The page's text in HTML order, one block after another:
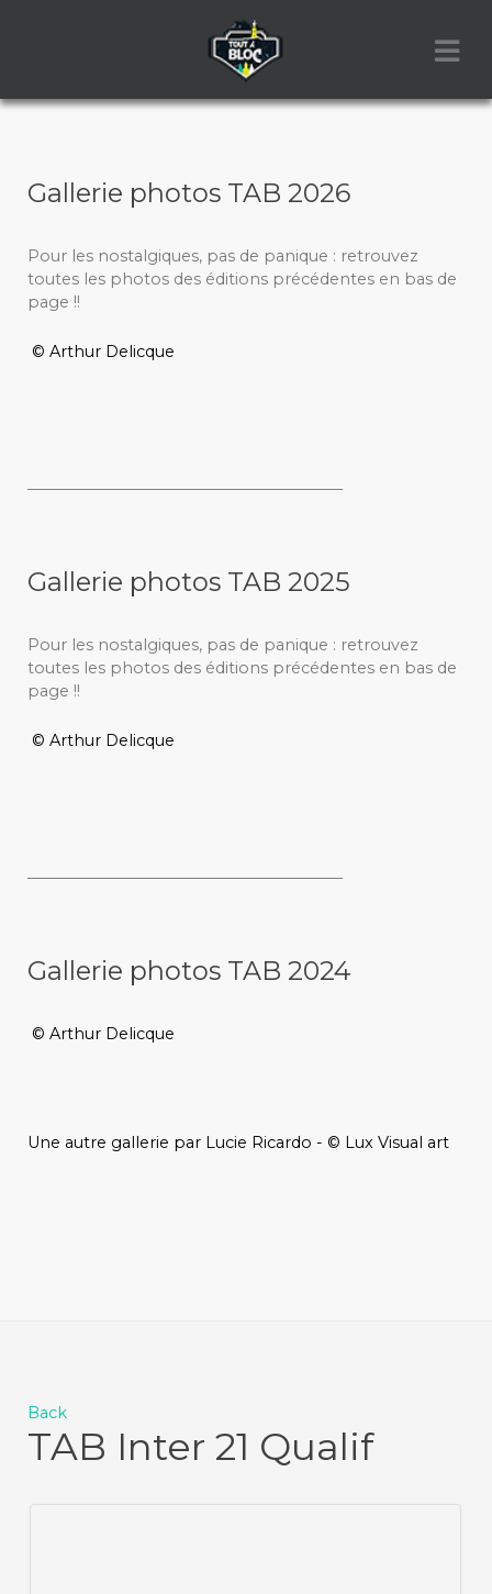
Gallerie photos TAB 2026
Pour les nostalgiques, pas de panique : retrouvez
toutes les photos des éditions précédentes en bas de
page !!
© Arthur Delicque
Gallerie photos TAB 2025
Pour les nostalgiques, pas de panique : retrouvez
toutes les photos des éditions précédentes en bas de
page !!
© Arthur Delicque
Gallerie photos TAB 2024
© Arthur Delicque
Une autre gallerie par Lucie Ricardo - © Lux Visual art
Back
TAB Inter 21 Qualif